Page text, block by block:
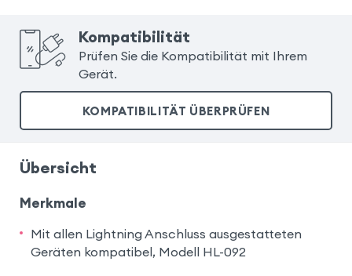
Kompatibilität
Prüfen Sie die Kompatibilität mit Ihrem
Gerät.
KOMPATIBILITÄT ÜBERPRÜFEN
Übersicht
Merkmale
Mit allen Lightning Anschluss ausgestatteten
Geräten kompatibel, Modell HL-092